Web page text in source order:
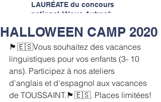
LAURÉATE du concours
national "Nous Autres"
HALLOWEEN CAMP 2020
🏴󠁧󠁢󠁥󠁮󠁧󠁿🇪🇸Vous souhaitez des vacances
linguistiques pour vos enfants (3- 10
ans). Participez à nos ateliers
d'anglais et d'espagnol aux vacances
de TOUSSAINT. 🏴󠁧󠁢󠁥󠁮󠁧󠁿🇪🇸. Places limitées!